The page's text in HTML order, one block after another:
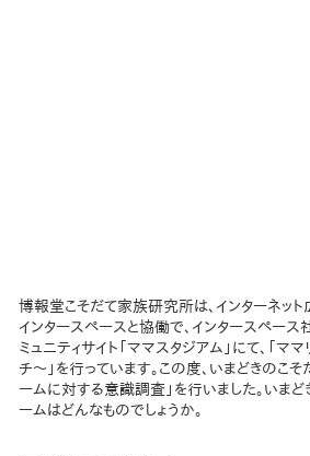
博報堂こそだて家族研究所は、インターネッ
インタースペースと協働で、インタースペー
ミュニティサイト「ママスタジアム」にて、「マ
チ～」を行っています。この度、いまどきのこ
ームに対する意識調査」を行いました。いま
ームはどんなものでしょうか。